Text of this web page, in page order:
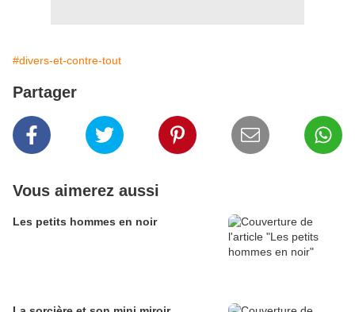
#divers-et-contre-tout
Partager
Vous aimerez aussi
Les petits hommes en noir